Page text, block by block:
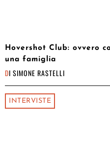
Hovershot Club: ovvero
una famiglia
DI SIMONE RASTELLI
INTERVISTE